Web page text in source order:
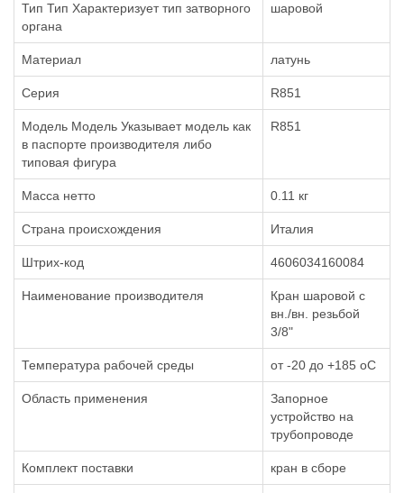
Тип Тип Характеризует тип затворного
органа
шаровой
Материал латунь
Серия R851
Модель Модель Указывает модель как
в паспорте производителя либо
типовая фигура
R851
Масса нетто 0.11 кг
Страна происхождения Италия
Штрих-код 4606034160084
Наименование производителя
Кран шаровой с
вн./вн. резьбой
3/8"
Температура рабочей среды от -20 до +185 oC
Область применения
Запорное
устройство на
трубопроводе
Комплект поставки кран в сборе